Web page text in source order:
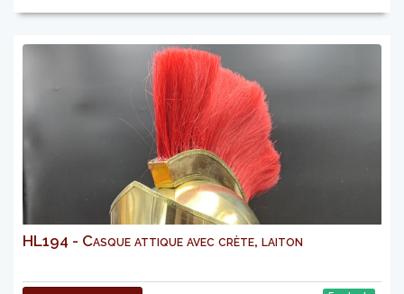
HL194 - Casque attique avec crète, laiton